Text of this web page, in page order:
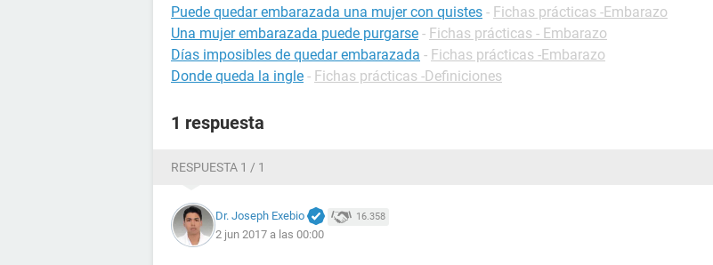
Puede quedar embarazada una mujer con quistes - Fichas prácticas -Embarazo
Una mujer embarazada puede purgarse - Fichas prácticas - Embarazo
Días imposibles de quedar embarazada - Fichas prácticas -Embarazo
Donde queda la ingle - Fichas prácticas -Definiciones
1 respuesta
RESPUESTA 1 / 1
Dr. Joseph Exebio 16.358
2 jun 2017 a las 00:00